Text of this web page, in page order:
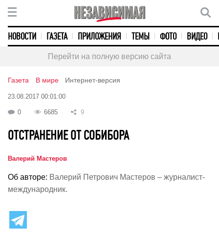
НОВОСТИ ГАЗЕТА ПРИЛОЖЕНИЯ ТЕМЫ ФОТО ВИДЕО
Перейти на полную версию сайта
Газета В мире Интернет-версия
23.08.2017 00:01:00
0 6685 9
ОТСТРАНЕНИЕ ОТ СОБИБОРА
Валерий Мастеров
Об авторе: Валерий Петрович Мастеров – журналист-
международник.